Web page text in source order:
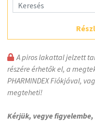
A piros lakattal jelzett
részére érhetők el, a
PHARMINDEX Fiókjával,
megteheti!
Kérjük, vegye